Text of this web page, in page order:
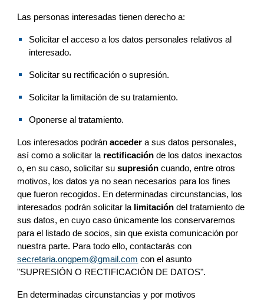
Las personas interesadas tienen derecho a:
Solicitar el acceso a los datos personales relativos al
interesado.
Solicitar su rectificación o supresión.
Solicitar la limitación de su tratamiento.
Oponerse al tratamiento.
Los interesados podrán acceder a sus datos personales,
así como a solicitar la rectificación de los datos inexactos
o, en su caso, solicitar su supresión cuando, entre otros
motivos, los datos ya no sean necesarios para los fines
que fueron recogidos. En determinadas circunstancias, los
interesados podrán solicitar la limitación del tratamiento de
sus datos, en cuyo caso únicamente los conservaremos
para el listado de socios, sin que exista comunicación por
nuestra parte. Para todo ello, contactarás
secretaria.ongpem@gmail.com con el asunto
"SUPRESIÓN O RECTIFICACIÓN DE DATOS".
En determinadas circunstancias y por motivos